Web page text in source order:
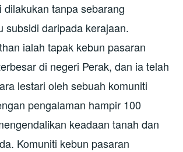
dilakukan tanpa sebarang
subsidi daripada kerajaan.
ialah tapak kebun pasaran
di negeri Perak, dan ia telah
lestari oleh sebuah komuniti
pengalaman hampir 100
keadaan tanah dan
Komuniti kebun pasaran